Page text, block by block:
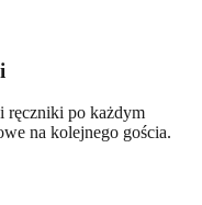
ręczniki po każdym
na kolejnego gościa.